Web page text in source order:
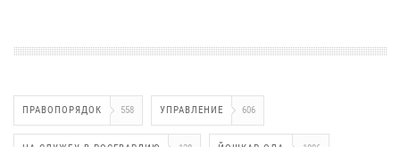
ПРАВОПОРЯДОК 558 УПРАВЛЕНИЕ 606